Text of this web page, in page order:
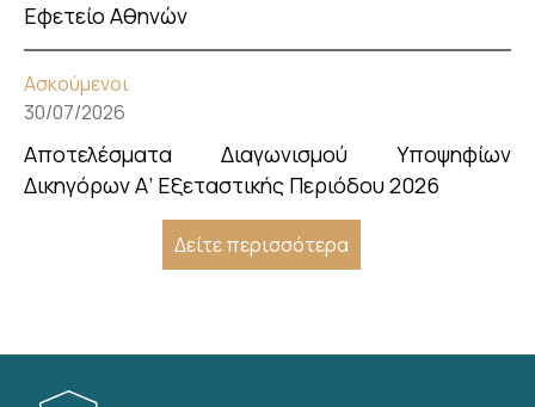
Εφετείο Αθηνών
Ασκούμενοι
30/07/2026
Αποτελέσματα Διαγωνισμού Υποψηφίων
Δικηγόρων Α’ Εξεταστικής Περιόδου 2026
Δείτε περισσότερα